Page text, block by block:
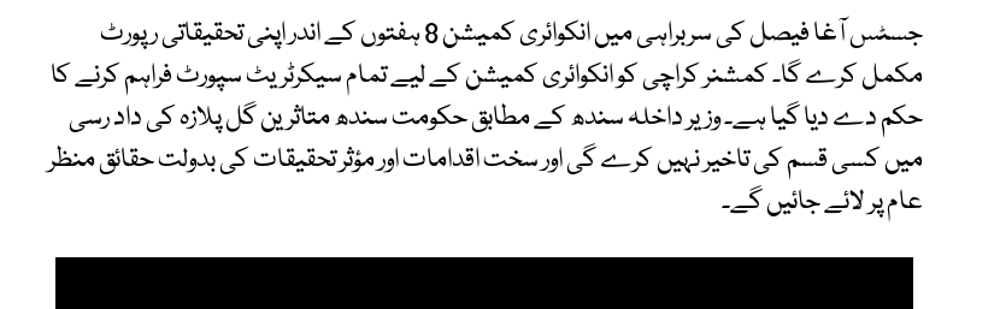
جسٹس آغا فیصل کی سربراہی میں انکوائری کمیشن 8 ہفتوں کے اندر اپنی تحقیقاتی رپورٹ
مکمل کرے گا۔ کمشنر کراچی کو انکوائری کمیشن کے لیے تمام سیکرٹریٹ سپورٹ فراہم کرنے کا
حکم دے دیا گیا ہے۔ وزیر داخلہ سندھ کے مطابق حکومت سندھ متاثرین گل پلازہ کی داد رسی
میں کسی قسم کی تاخیر نہیں کرے گی اور سخت اقدامات اور مؤثر تحقیقات کی بدولت حقائق منظر
عام پر لائے جائیں گے۔